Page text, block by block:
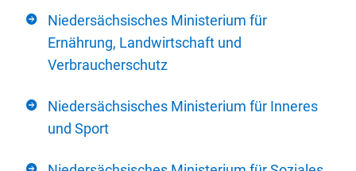
Niedersächsisches Ministerium für
Ernährung, Landwirtschaft und
Verbraucherschutz
Niedersächsisches Ministerium für Inneres
und Sport